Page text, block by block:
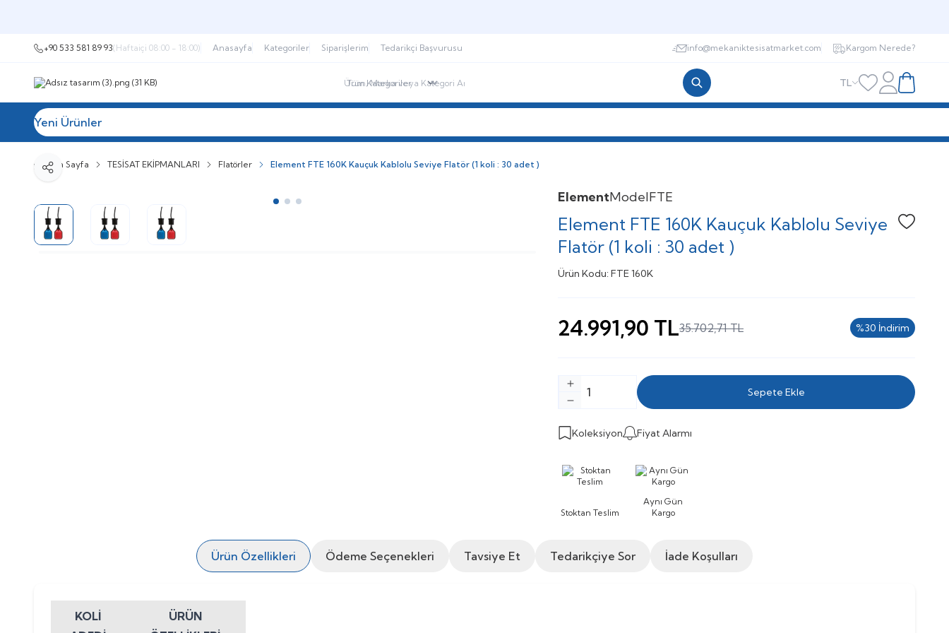
+90 533 581 89 93(Haftaiçi 08:00 - 18:00) Anasayfa Kategoriler Siparişlerim Tedarikçi Başvurusu info@mekaniktesisatmarket.com Kargom Nerede?
TL Favorilerim
HesabımSepetim
Yeni Ürünler
Ana Sayfa TESİSAT EKİPMANLARI Flatörler Element FTE 160K Kauçuk Kablolu Seviye Flatör (1 koli : 30 adet )
Paylaş
ElementModelFTE
Element FTE 160K Kauçuk Kablolu Seviye
Flatör (1 koli : 30 adet )
Favoriye
Ürün Kodu: FTE 160K
24.991,90 TL35.702,71TL %30 İndirim
Sepete Ekle
Koleksiyon Fiyat Alarmı
Stoktan Teslim
Aynı Gün
Kargo
Ürün Özellikleri Ödeme Seçenekleri Tavsiye Et Tedarikçiye Sor İade Koşulları
KOLİ
ÜRÜN